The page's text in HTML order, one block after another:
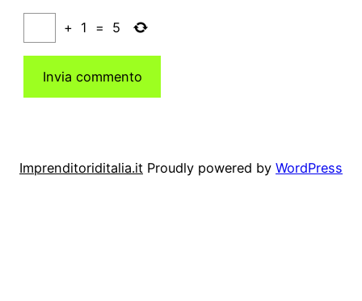
+ 1 = 5
Imprenditoriditalia.it Proudly powered by WordPress